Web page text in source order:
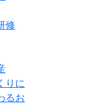
修
りに
るお